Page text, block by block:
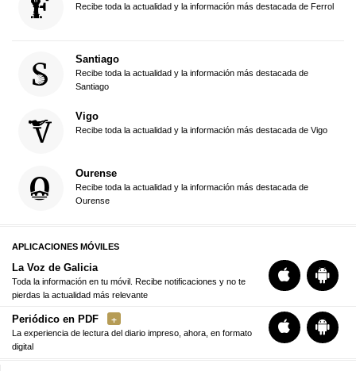
Recibe toda la actualidad y la información más destacada de Ferrol
Santiago
Recibe toda la actualidad y la información más destacada de
Santiago
Vigo
Recibe toda la actualidad y la información más destacada de Vigo
Ourense
Recibe toda la actualidad y la información más destacada de
Ourense
APLICACIONES MÓVILES
La Voz de Galicia
Toda la información en tu móvil. Recibe notificaciones y no te
pierdas la actualidad más relevante
Periódico en PDF
La experiencia de lectura del diario impreso, ahora, en formato
digital